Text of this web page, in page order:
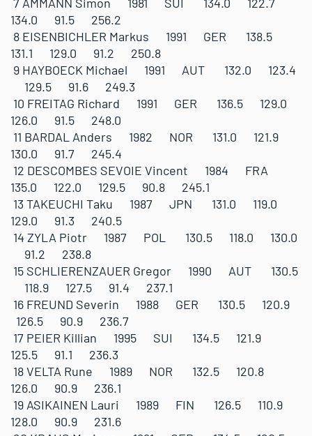
134.0 91.5 256.2
8 EISENBICHLER Markus 1991 GER 138.5
131.1 129.0 91.2 250.8
9 HAYBOECK Michael 1991 AUT 132.0 123.4
129.5 91.6 249.3
10 FREITAG Richard 1991 GER 136.5 129.0
126.0 91.5 248.0
11 BARDAL Anders 1982 NOR 131.0 121.9
130.0 91.7 245.4
12 DESCOMBES SEVOIE Vincent 1984 FRA
135.0 122.0 129.5 90.8 245.1
13 TAKEUCHI Taku 1987 JPN 131.0 119.0
129.0 91.3 240.5
14 ZYLA Piotr 1987 POL 130.5 118.0 130.0
91.2 238.8
15 SCHLIERENZAUER Gregor 1990 AUT 130.5
118.9 127.5 91.4 237.1
16 FREUND Severin 1988 GER 130.5 120.9
126.5 90.9 236.7
17 PEIER Killian 1995 SUI 134.5 121.9
125.5 91.1 236.3
18 VELTA Rune 1989 NOR 132.5 120.8
126.0 90.9 236.1
19 ASIKAINEN Lauri 1989 FIN 126.5 110.9
128.0 90.9 231.6